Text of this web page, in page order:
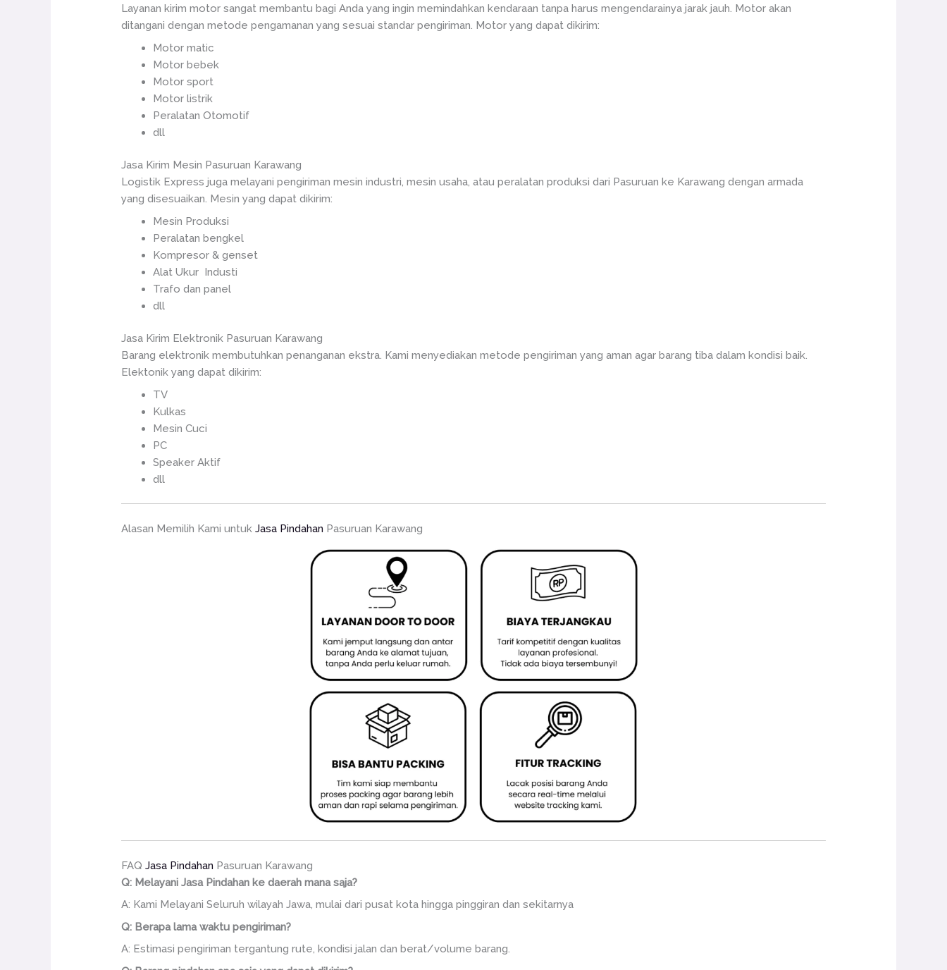
Layanan kirim motor sangat membantu bagi Anda yang ingin memindahkan kendaraan tanpa harus mengendarainya jarak jauh. Motor akan
ditangani dengan metode pengamanan yang sesuai standar pengiriman. Motor yang dapat dikirim:
Motor matic
Motor bebek
Motor sport
Motor listrik
Peralatan Otomotif
dll
Jasa Kirim Mesin Pasuruan Karawang
Logistik Express juga melayani pengiriman mesin industri, mesin usaha, atau peralatan produksi dari Pasuruan ke Karawang dengan armada
yang disesuaikan. Mesin yang dapat dikirim:
Mesin Produksi
Peralatan bengkel
Kompresor & genset
Alat Ukur Industi
Trafo dan panel
dll
Jasa Kirim Elektronik Pasuruan Karawang
Barang elektronik membutuhkan penanganan ekstra. Kami menyediakan metode pengiriman yang aman agar barang tiba dalam kondisi baik.
Elektonik yang dapat dikirim:
TV
Kulkas
Mesin Cuci
PC
Speaker Aktif
dll
Alasan Memilih Kami untukJasa Pindahan Pasuruan Karawang
FAQJasa Pindahan Pasuruan Karawang
Q: Melayani Jasa Pindahan ke daerah mana saja?
A: Kami Melayani Seluruh wilayah Jawa, mulai dari pusat kota hingga pinggiran dan sekitarnya
Q: Berapa lama waktu pengiriman?
A: Estimasi pengiriman tergantung rute, kondisi jalan dan berat/volume barang.